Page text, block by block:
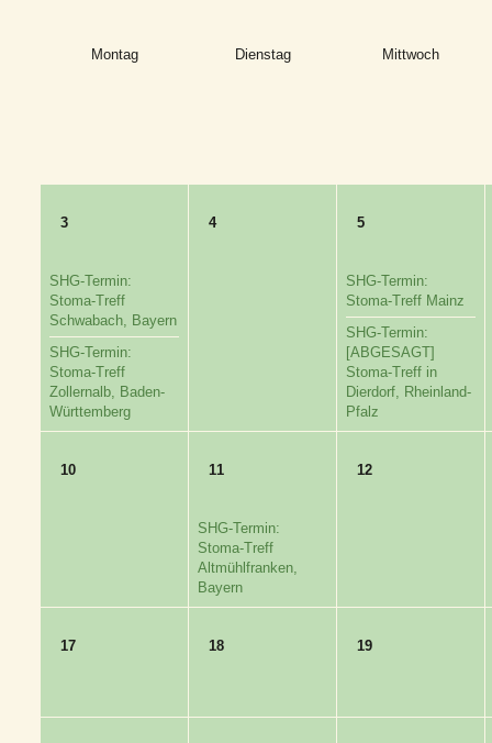
Montag Dienstag Mittwoch
3
SHG-Termin:
Stoma-Treff
Schwabach, Bayern
SHG-Termin:
Stoma-Treff
Zollernalb, Baden-
Württemberg
4 5
SHG-Termin:
Stoma-Treff Mainz
SHG-Termin:
[ABGESAGT]
Stoma-Treff in
Dierdorf, Rheinland-
Pfalz
10 11
SHG-Termin:
Stoma-Treff
Altmühlfranken,
Bayern
12
17 18 19